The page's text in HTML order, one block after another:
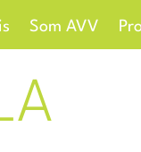
Som AVV